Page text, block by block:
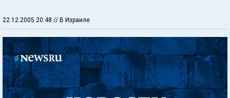
22.12.2005 20:48 // В Израиле